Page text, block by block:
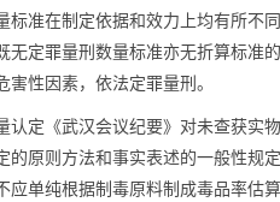
准在制定依据和效力上均有所不
定罪量刑数量标准亦无折算标准
性因素，依法定罪量刑。
认定《武汉会议纪要》对未查获实
的原则方法和事实表述的一般性规
应单纯根据制毒原料制成毒品率估